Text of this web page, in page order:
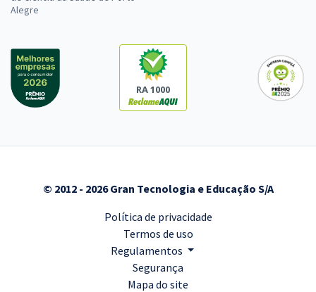
Alegre
RA 1000
© 2012 - 2026 Gran Tecnologia e Educação S/A
Política de privacidade
Termos de uso
Regulamentos
Segurança
Mapa do site